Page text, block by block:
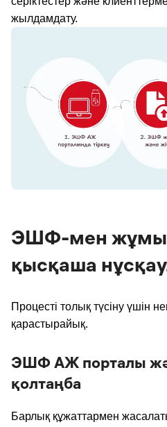
жылдамдату.
ЭШФ-мен жұмыс
қысқаша
Процесті толық түсіну үшін
қарастырайық.
ЭШФ АЖ порталы
қолтаңба
Барлық құжаттармен